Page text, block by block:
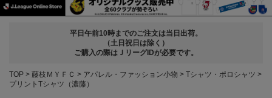
平日午前10時までのご注文は当日出荷。
（土日祝日は除く）
ご購入の際はＪリーグIDが必要です。
TOP 藤枝ＭＹＦＣ アパレル・ファッション小物
Tシャツ・ポロシャツ
プリントTシャツ（濃藤）